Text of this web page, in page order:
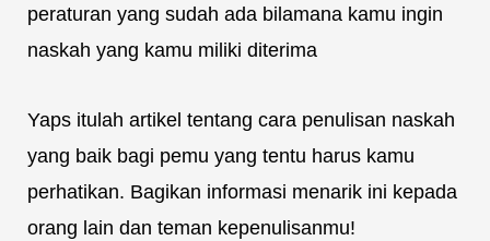
peraturan yang sudah ada bilamana kamu ingin
naskah yang kamu miliki diterima
Yaps itulah artikel tentang cara penulisan naskah
yang baik bagi pemu yang tentu harus kamu
perhatikan. Bagikan informasi menarik ini kepada
orang lain dan teman kepenulisanmu!